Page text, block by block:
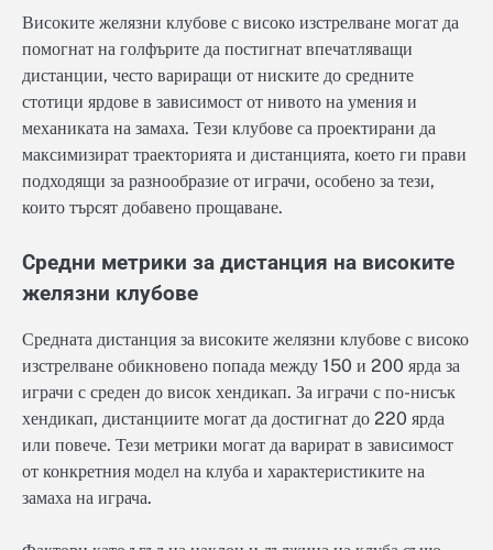
Високите желязни клубове с високо изстрелване могат да
помогнат на голфърите да постигнат впечатляващи
дистанции, често вариращи от ниските до средните
стотици ярдове в зависимост от нивото на умения и
механиката на замаха. Тези клубове са проектирани да
максимизират траекторията и дистанцията, което ги прави
подходящи за разнообразие от играчи, особено за тези,
които търсят добавено прощаване.
Средни метрики за дистанция на високите
желязни клубове
Средната дистанция за високите желязни клубове с високо
изстрелване обикновено попада между 150 и 200 ярда за
играчи с среден до висок хендикап. За играчи с по-нисък
хендикап, дистанциите могат да достигнат до 220 ярда
или повече. Тези метрики могат да варират в зависимост
от конкретния модел на клуба и характеристиките на
замаха на играча.